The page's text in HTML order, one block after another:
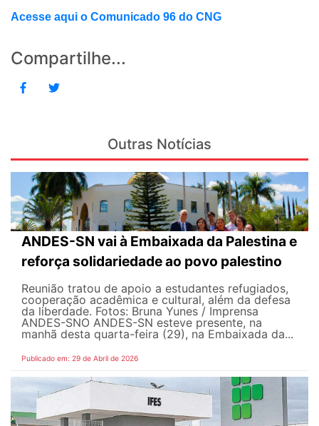
Acesse aqui o Comunicado 96 do CNG
Compartilhe...
Outras Notícias
ANDES-SN vai à Embaixada da Palestina e
reforça solidariedade ao povo palestino
Reunião tratou de apoio a estudantes refugiados,
cooperação acadêmica e cultural, além da defesa
da liberdade. Fotos: Bruna Yunes / Imprensa
ANDES-SN​​​ O ANDES-SN esteve presente, na
manhã desta quarta-feira (29), na Embaixada da...
Publicado em: 29 de Abril de 2026